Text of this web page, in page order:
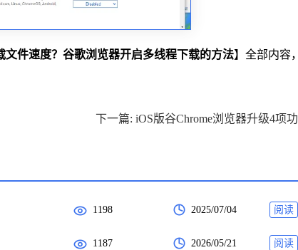
文件速度？谷歌浏览器开启多线程下载的方法】全部内容
下一篇: iOS版谷Chrome浏览器升级4项
1198 2025/07/04 阅读
1187 2026/05/21 阅读